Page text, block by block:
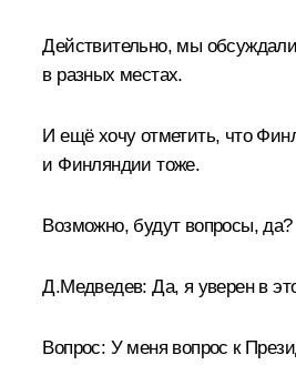
Действительно, мы
в разных местах.
И ещё хочу отметить, что
и Финляндии тоже.
Возможно, будут вопросы, да?
Д.Медведев:Да, я уверен в
Вопрос: У меня вопрос к